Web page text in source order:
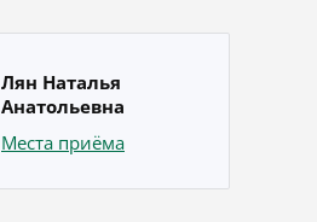
Лян Наталья
Анатольевна
Места приёма